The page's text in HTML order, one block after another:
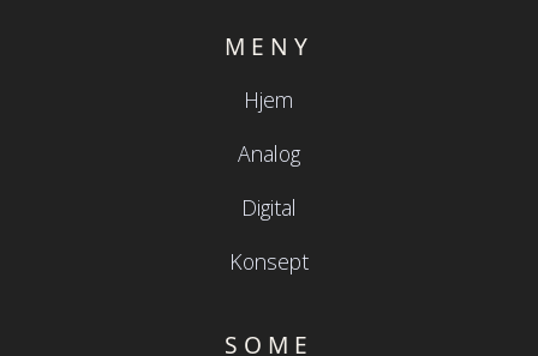
MENY
Hjem
Analog
Digital
Konsept
SOME